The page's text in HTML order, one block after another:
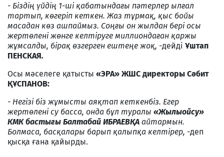
- Біздің үйдің 1-ші қабатындағы пәтерлер ылғал
тартып, көгеріп кеткен. Жаз тұрмақ, қыс бойы
масадан көз ашпаймыз. Соңғы он жылдан бері осы
жертөлені жөнге келтіруге миллиондаған қаржы
жұмсалды, бірақ өзгерген ештеңе жоқ, -дейді Ұштап
ПЕНСКАЯ.
Осы мәселеге қатысты «ЭРА» ЖШС директоры Сәбит
ҚҰСПАНОВ:
- Негізі біз жұмысты аяқтап кеткенбіз. Егер
жертөлені су басса, онда бұл туралы «Жылыойсу»
КМК бастығы Балтабай ИБРАЕВҚА айтармын.
Болмаса, басқалары барып қалыпқа келтірер, -деп
қысқа ғана қайырды.